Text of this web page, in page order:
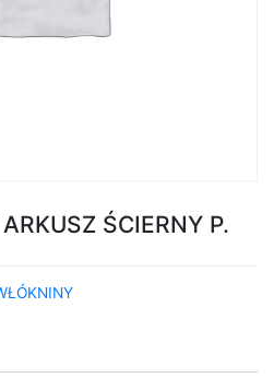
ŚCIERNY P.